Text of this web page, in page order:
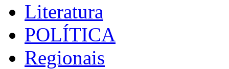
Literatura
POLÍTICA
Regionais